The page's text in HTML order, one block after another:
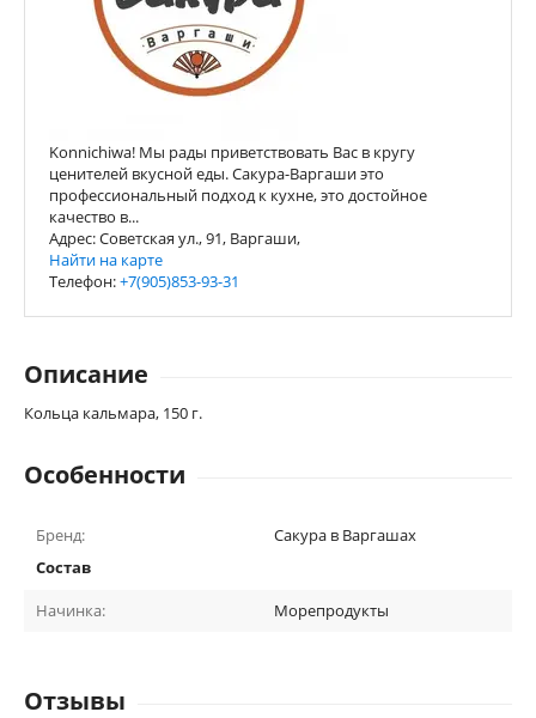
Konnichiwa! Мы рады приветствовать Вас в кругу
ценителей вкусной еды. Сакура-Варгаши это
профессиональный подход к кухне, это достойное
качество в...
Адрес: Советская ул., 91, Варгаши,
Найти на карте
Телефон:+7(905)853-93-31
Описание
Кольца кальмара, 150 г.
Особенности
Бренд:
Сакура в Варгашах
Состав
Начинка:
Морепродукты
Отзывы